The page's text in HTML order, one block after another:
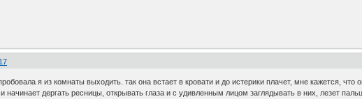
я из комнаты выходить. так она встает в кровати и до истерики плачет, мне кажется,
начинает дергать ресницы, открывать глаза и с удивленным лицом заглядывать в них, лезет